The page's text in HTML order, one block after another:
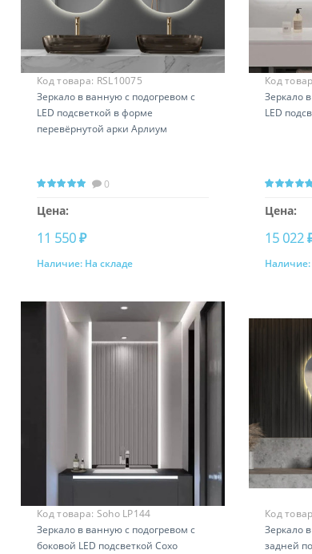
Код товара: RSL10075
Зеркало в ванную с подогревом с
LED подсветкой в форме
перевёрнутой арки Арлиум
0
Цена:
11 550 ₽
Купить
Наличие: На складе
Код
Зеркало
LED
Цена:
15 022
Наличие:
Код товара: Soho LP144
Зеркало в ванную с подогревом с
боковой LED подсветкой Сохо
Код
Зеркало
задней